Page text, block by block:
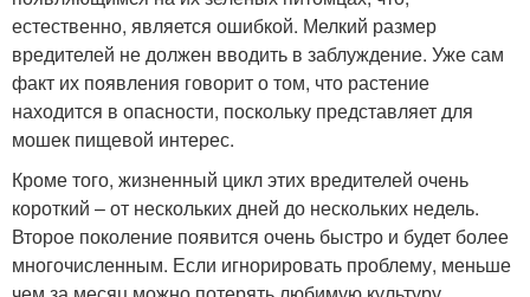
естественно, является ошибкой. Мелкий размер
вредителей не должен вводить в заблуждение. Уже сам
факт их появления говорит о том, что растение
находится в опасности, поскольку представляет для
мошек пищевой интерес.
Кроме того, жизненный цикл этих вредителей очень
короткий – от нескольких дней до нескольких недель.
Второе поколение появится очень быстро и будет более
многочисленным. Если игнорировать проблему, меньше